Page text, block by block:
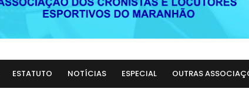
ESTATUTO NOTÍCIAS ESPECIAL OUTRAS